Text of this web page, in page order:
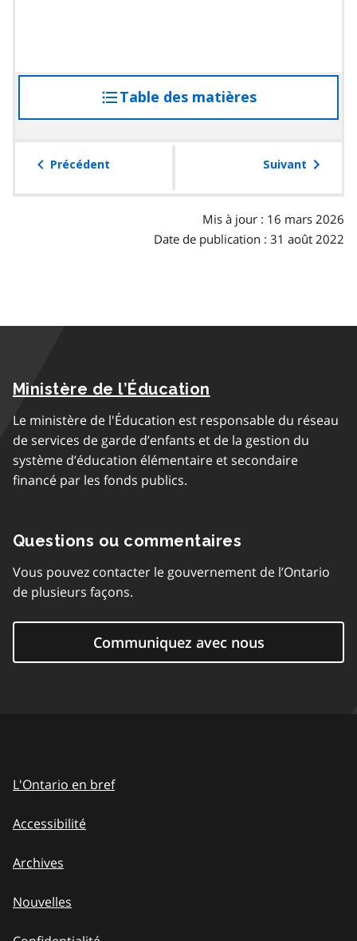
Table des matières
à
table
Précédent Suivant
Mis à jour : 16 mars 2026
Date de publication : 31 août 2022
Ministère de l’Éducation
Le ministère de l'Éducation est responsable du réseau
de services de garde d’enfants et de la gestion du
système d’éducation élémentaire et secondaire
financé par les fonds publics.
Questions ou commentaires
Vous pouvez contacter le gouvernement de l’Ontario
de plusieurs façons.
Communiquez avec nous
L'Ontario en bref
Accessibilité
Archives
Nouvelles